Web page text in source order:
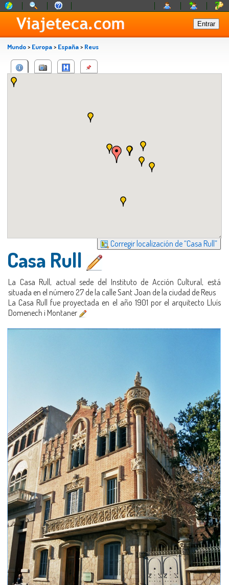
Mundo> Europa> España> Reus
Corregir localización de “Casa Rull”
Casa Rull
La Casa Rull, actual sede del Instituto de Acción Cultural, está
situada en el número 27 de la calle Sant Joan de la ciudad de Reus
La Casa Rull fue proyectada en el año 1901 por el arquitecto Lluís
Domenech i Montaner